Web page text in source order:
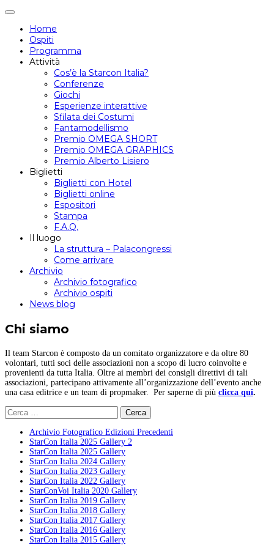
Attiva/disattiva
navigazione
Home
Ospiti
Programma
Attività
Cos’è la Starcon Italia?
Conferenze
Giochi
Esperienze interattive
Sfilata dei Costumi
Fantamodellismo
Premio OMEGA SHORT
Premio OMEGA GRAPHICS
Premio Alberto Lisiero
Biglietti
Biglietti con Hotel
Biglietti online
Espositori
Stampa
F.A.Q.
Il luogo
La struttura – Palacongressi
Come arrivare
Archivio
Archivio fotografico
Archivio ospiti
News blog
Chi siamo
Il team Starcon è composto da un comitato organizzatore e da oltre 80
volontari, tutti soci delle associazioni non a scopo di lucro coinvolte e
provenienti da tutta Italia. Oltre ai membri dei consigli direttivi di tali
associazioni, partecipano attivamente all’organizzazione dell’evento anche
una casa editrice e un team di propmaker. Per saperne di più clicca qui.
Ricerca
per:
Archivio Fotografico Edizioni Precedenti
StarCon Italia 2025 Gallery 2
StarCon Italia 2025 Gallery
StarCon Italia 2024 Gallery
StarCon Italia 2023 Gallery
StarCon Italia 2022 Gallery
StarConVoi Italia 2020 Gallery
StarCon Italia 2019 Gallery
StarCon Italia 2018 Gallery
StarCon Italia 2017 Gallery
StarCon Italia 2016 Gallery
StarCon Italia 2015 Gallery